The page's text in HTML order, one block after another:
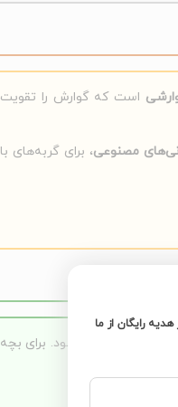
است که گوارش را تقویت
مصنوعی، برای گربه‌های با
داده شود. برای بچه
هدیه رایگان از ما